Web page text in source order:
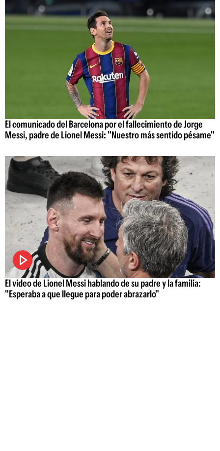
El comunicado del Barcelona por el fallecimiento de Jorge
Messi, padre de Lionel Messi: "Nuestro más sentido pésame"
El video de Lionel Messi hablando de su padre y la familia:
"Esperaba a que llegue para poder abrazarlo"